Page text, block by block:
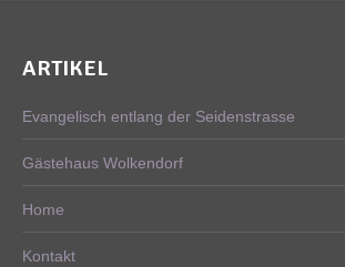
ARTIKEL
Evangelisch entlang der Seidenstrasse
Gästehaus Wolkendorf
Home
Kontakt